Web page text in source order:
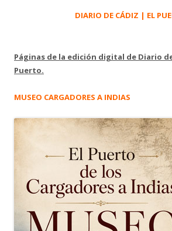
DIARIO DE CÁDIZ | EL
Páginas de la edición digital de Diario
Puerto.
MUSEO CARGADORES A INDIAS